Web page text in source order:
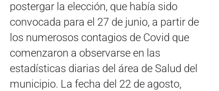
postergar la elección, que había sido
convocada para el 27 de junio, a partir de
los numerosos contagios de Covid que
comenzaron a observarse en las
estadísticas diarias del área de Salud del
municipio. La fecha del 22 de agosto,